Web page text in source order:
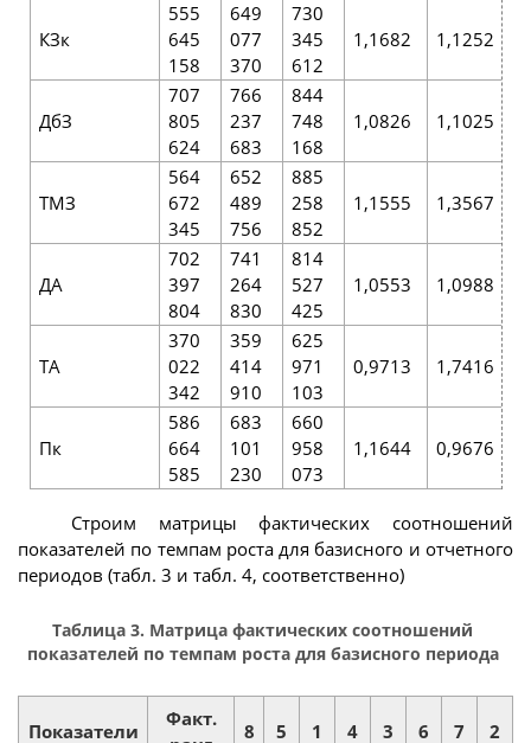
КЗк
555
645
158
649
077
370
730
345
612
1,1682 1,1252
ДбЗ
707
805
624
766
237
683
844
748
168
1,0826 1,1025
ТМЗ
564
672
345
652
489
756
885
258
852
1,1555 1,3567
ДА
702
397
804
741
264
830
814
527
425
1,0553 1,0988
ТА
370
022
342
359
414
910
625
971
103
0,9713 1,7416
Пк
586
664
585
683
101
230
660
958
073
1,1644 0,9676
Строим матрицы фактических соотношений
показателей по темпам роста для базисного и отчетного
периодов (табл. 3 и табл. 4, соответственно)
Таблица 3. Матрица фактических соотношений
показателей по темпам роста для базисного периода
Показатели
Факт.
8 5 1 4 3 6 7 2